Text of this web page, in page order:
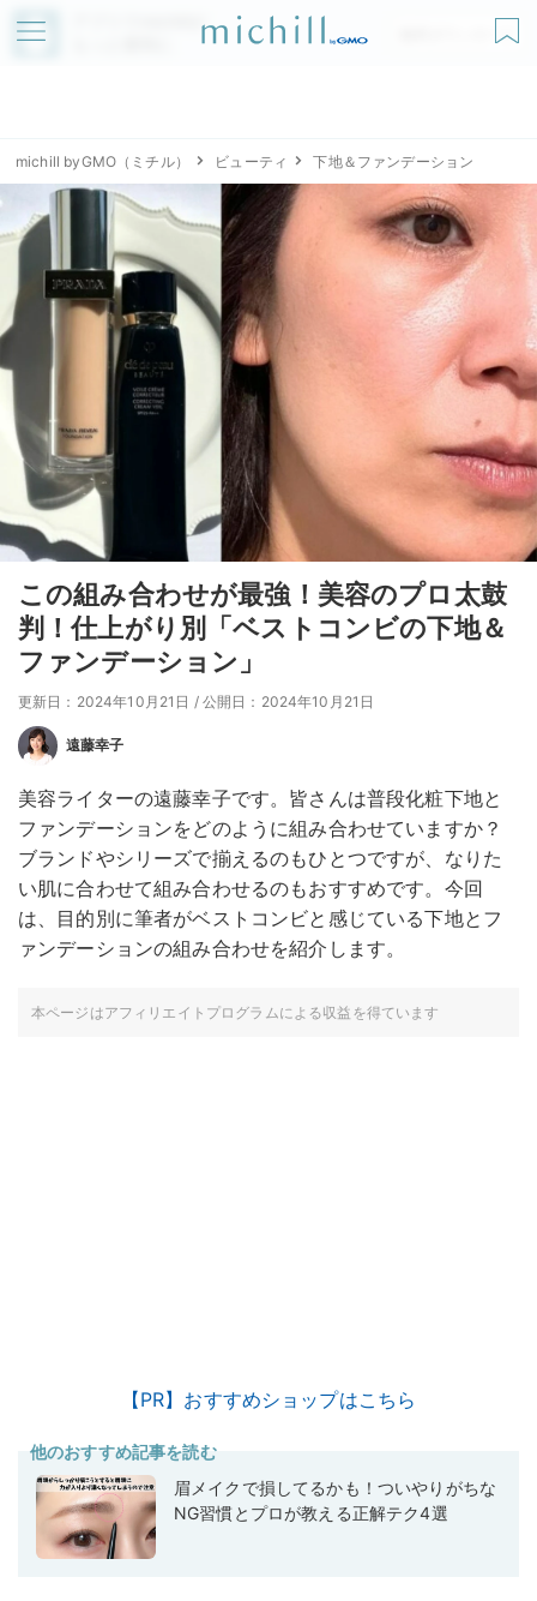
アプリでmichillが
無料ダウンロード
michill byGMO（ミチル） ビューティ 下地＆ファンデーション
この組み合わせが最強！美容のプロ太鼓
判！仕上がり別「ベストコンビの下地＆
ファンデーション」
更新日：2024年10月21日 / 公開日：2024年10月21日
遠藤幸子
美容ライターの遠藤幸子です。皆さんは普段化粧下地と
ファンデーションをどのように組み合わせていますか？
ブランドやシリーズで揃えるのもひとつですが、なりた
い肌に合わせて組み合わせるのもおすすめです。今回
は、目的別に筆者がベストコンビと感じている下地とフ
ァンデーションの組み合わせを紹介します。
本ページはアフィリエイトプログラムによる収益を得ています
【PR】おすすめショップはこちら
他のおすすめ記事を読む
眉メイクで損してるかも！ついやりがちな
NG習慣とプロが教える正解テク4選